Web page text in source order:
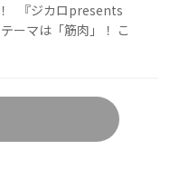
！ 『ジカロpresents
ーマは「筋肉」！ こ